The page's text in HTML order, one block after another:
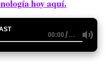
hoy aquí.
00:00 /…